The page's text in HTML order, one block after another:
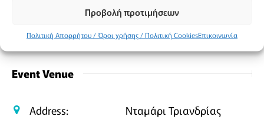
Προβολή προτιμήσεων
Πολιτική Απορρήτου / Όροι χρήσης / Πολιτική CookiesΕπικοινωνία
Facebook
Email
PrintFriendly
Μοιραστείτε
Event Venue
Address:
Νταμάρι Τριανδρίας